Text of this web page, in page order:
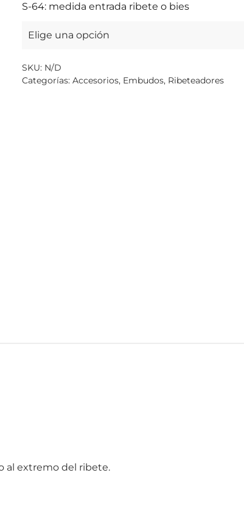
S-64: medida entrada ribete o bies
SKU: N/D
Categorías: Accesorios, Embudos, Ribeteadores
al extremo del ribete.